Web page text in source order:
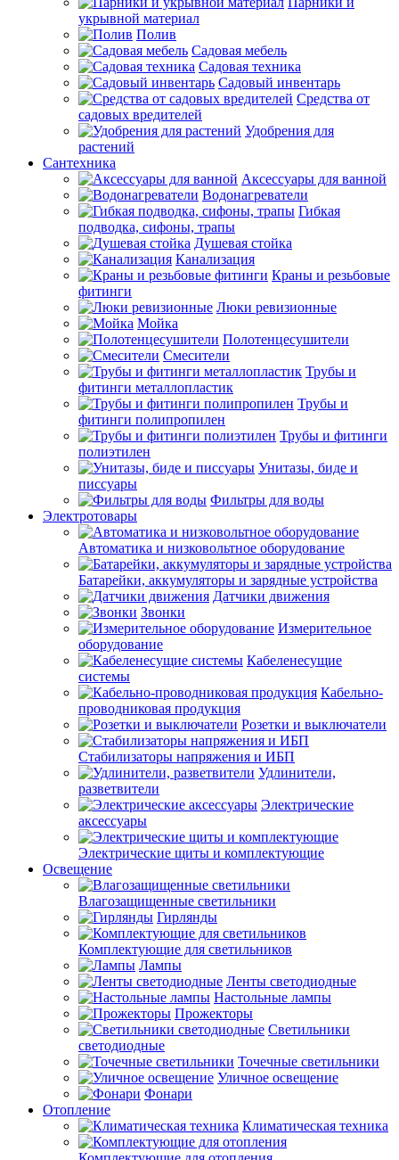
укрывной материал
Полив
Садовая мебель
Садовая техника
Садовый инвентарь
Средства от
садовых вредителей
Удобрения для
растений
Сантехника
Аксессуары для ванной
Водонагреватели
Гибкая
подводка, сифоны, трапы
Душевая стойка
Канализация
Краны и резьбовые
фитинги
Люки ревизионные
Мойка
Полотенцесушители
Смесители
Трубы и
фитинги металлопластик
Трубы и
фитинги полипропилен
Трубы и фитинги
полиэтилен
Унитазы, биде и
писсуары
Фильтры для воды
Электротовары
Автоматика и низковольтное оборудование
Батарейки, аккумуляторы и зарядные устройства
Датчики движения
Звонки
Измерительное
оборудование
Кабеленесущие
системы
Кабельно-
проводниковая продукция
Розетки и выключатели
Стабилизаторы напряжения и ИБП
Удлинители,
разветвители
Электрические
аксессуары
Электрические щиты и комплектующие
Освещение
Влагозащищенные светильники
Гирлянды
Комплектующие для светильников
Лампы
Ленты светодиодные
Настольные лампы
Прожекторы
Светильники
светодиодные
Точечные светильники
Уличное освещение
Фонари
Отопление
Климатическая техника